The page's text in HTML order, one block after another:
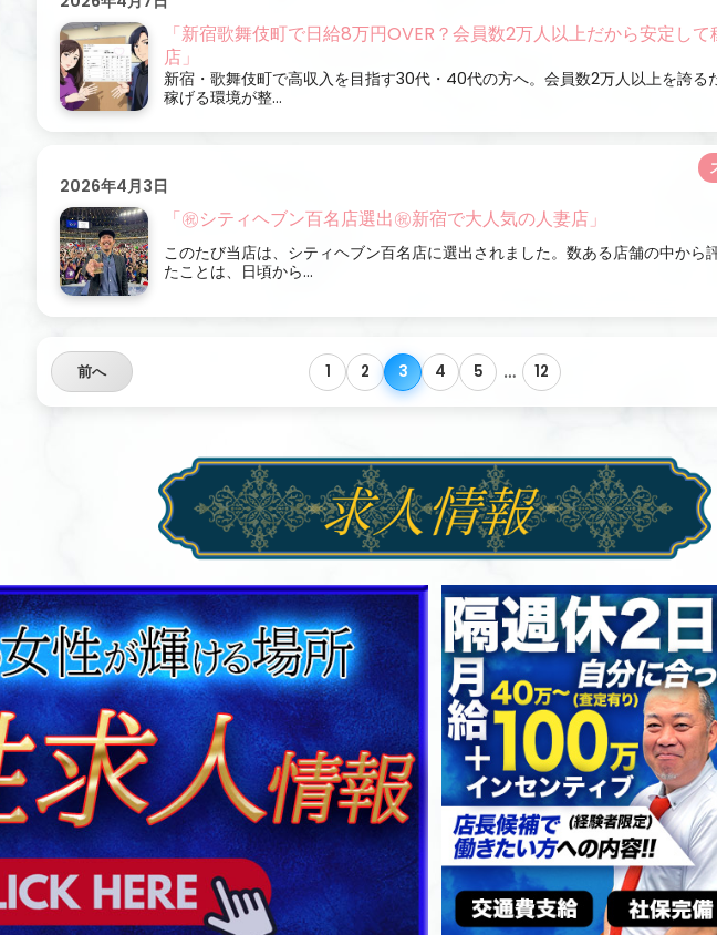
「新宿歌舞伎町で日給8万円OVER？会員数2万人以上だから安定して
店」
新宿・歌舞伎町で高収入を目指す30代・40代の方へ。会員数2万人以上を誇る
稼げる環境が整...
2026年4月3日
「㊗シティヘブン百名店選出㊗新宿で大人気の人妻店」
このたび当店は、シティヘブン百名店に選出されました。数ある店舗の中から
たことは、日頃から...
前へ 1 2 3 4 5 … 12